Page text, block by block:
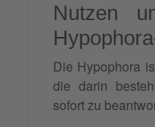
Nutzen
Die Hypophora
die darin
sofort zu